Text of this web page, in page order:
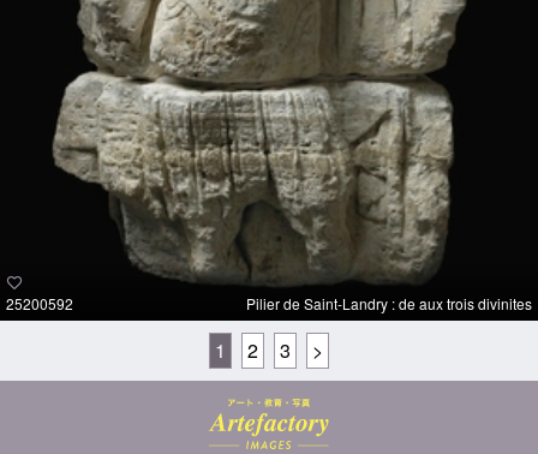
25200592 Pilier de Saint-Landry : de aux trois divinites
1 2 3 >